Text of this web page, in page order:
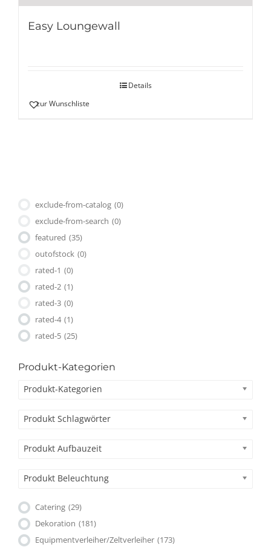
Easy Loungewall
Details
zur Wunschliste
exclude-from-catalog (0)
exclude-from-search (0)
featured (35)
outofstock (0)
rated-1 (0)
rated-2 (1)
rated-3 (0)
rated-4 (1)
rated-5 (25)
Produkt-Kategorien
Produkt-Kategorien
Produkt Schlagwörter
Produkt Aufbauzeit
Produkt Beleuchtung
Catering (29)
Dekoration (181)
Equipmentverleiher/Zeltverleiher (173)